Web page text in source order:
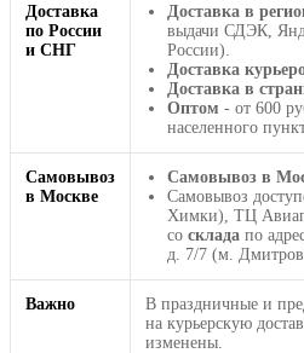
Доставка
по России
и СНГ
Доставка в
выдачи СДЭК,
России).
Доставка
Доставка в
Оптом - от 600
населенного
Самовывоз
в Москве
Самовывоз в
Самовывоз
Химки), ТЦ
со склада по
д. 7/7 (м.
Важно
В праздничные и
на курьерскую
изменены.